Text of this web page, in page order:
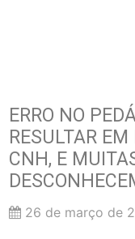
ERRO NO
RESULTAR
CNH, E
26 de março de